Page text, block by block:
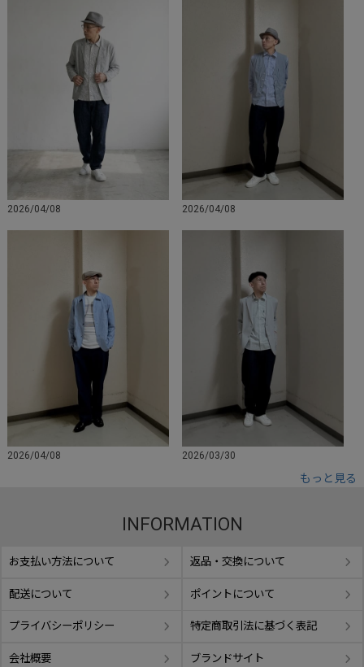
2026/04/08 2026/04/08
2026/04/08 2026/03/30
もっと見る
INFORMATION
お支払い方法について 返品・交換について
配送について ポイントについて
プライバシーポリシー 特定商取引法に基づく表記
会社概要 ブランドサイト